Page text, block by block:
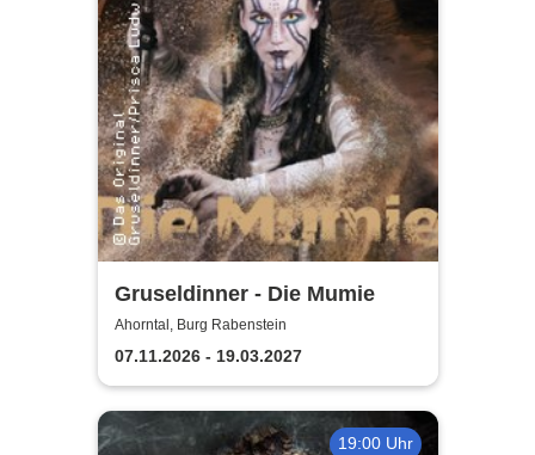
Gruseldinner - Die Mumie
Ahorntal, Burg Rabenstein
07.11.2026 - 19.03.2027
19:00 Uhr